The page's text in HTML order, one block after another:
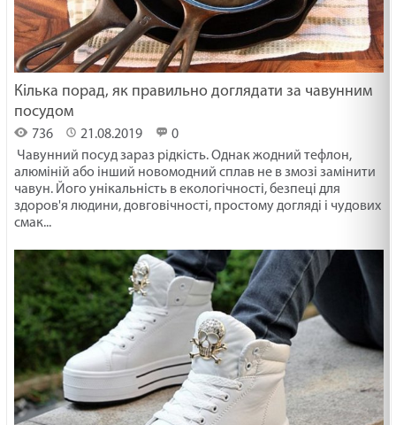
Кілька порад, як правильно доглядати за чавунним
посудом
736 21.08.2019
0
Чавунний посуд зараз рідкість. Однак жодний тефлон,
алюміній або інший новомодний сплав не в змозі замінити
чавун. Його унікальність в екологічності, безпеці для
здоров'я людини, довговічності, простому догляді і чудових
смак...